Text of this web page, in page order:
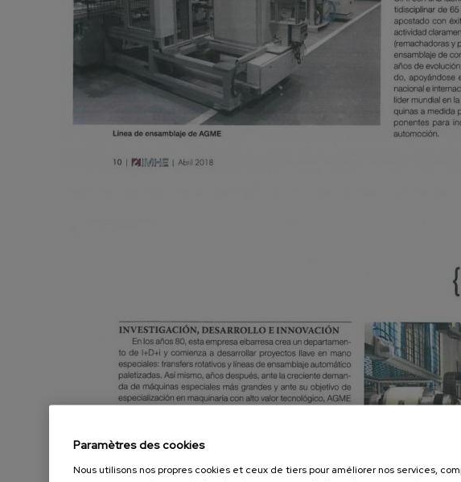
Paramètres des cookies
Nous utilisons nos propres cookies et ceux de tiers pour améliorer nos services,